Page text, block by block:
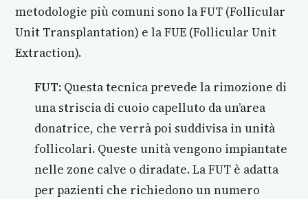
metodologie più comuni sono la FUT (Follicular
Unit Transplantation) e la FUE (Follicular Unit
Extraction).
FUT: Questa tecnica prevede la rimozione di
una striscia di cuoio capelluto da un’area
donatrice, che verrà poi suddivisa in unità
follicolari. Queste unità vengono impiantate
nelle zone calve o diradate. La FUT è adatta
per pazienti che richiedono un numero